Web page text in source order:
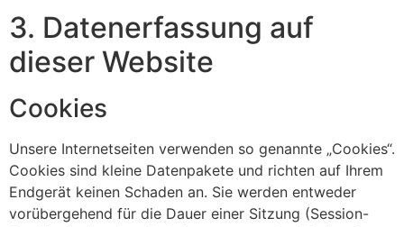
3. Datenerfassung auf
dieser Website
Cookies
Unsere Internetseiten verwenden so genannte „Cookies“.
Cookies sind kleine Datenpakete und richten auf Ihrem
Endgerät keinen Schaden an. Sie werden entweder
vorübergehend für die Dauer einer Sitzung (Session-